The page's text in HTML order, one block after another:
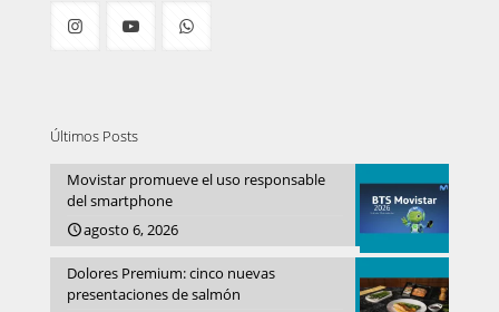
Últimos Posts
Movistar promueve el uso responsable
del smartphone
agosto 6, 2026
Dolores Premium: cinco nuevas
presentaciones de salmón